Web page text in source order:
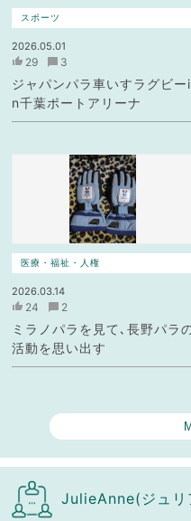
スポーツ
2026.05.01
29 3
ジャパンパラ車いすラグビーi
n千葉ポートアリーナ
医療・福祉・人権
2026.03.14
24 2
ミラノパラを見て､長野パラ
活動を思い出す
JulieAnne(ジュリ